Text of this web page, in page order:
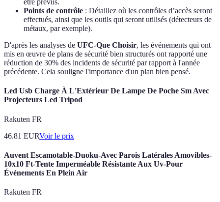
être prévus.
Points de contrôle : Détaillez où les contrôles d’accès seront
effectués, ainsi que les outils qui seront utilisés (détecteurs de
métaux, par exemple).
D'après les analyses de UFC-Que Choisir, les événements qui ont
mis en œuvre de plans de sécurité bien structurés ont rapporté une
réduction de 30% des incidents de sécurité par rapport à l'année
précédente. Cela souligne l'importance d'un plan bien pensé.
Led Usb Charge À L'Extérieur De Lampe De Poche Sm Avec
Projecteurs Led Tripod
Rakuten FR
46.81 EURVoir le prix
Auvent Escamotable-Duoku-Avec Parois Latérales Amovibles-
10x10 Ft-Tente Imperméable Résistante Aux Uv-Pour
Événements En Plein Air
Rakuten FR